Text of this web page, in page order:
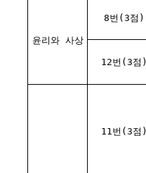
윤리와 사상
8번(3점)
12번(3점)
11번(3점)